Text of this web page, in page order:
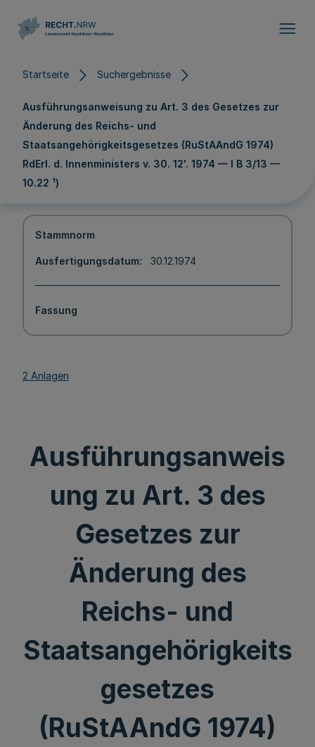
Startseite Suchergebnisse
Ausführungsanweisung zu Art. 3 des Gesetzes zur
Änderung des Reichs- und
Staatsangehörigkeitsgesetzes (RuStAAndG 1974)
RdErl. d. Innenministers v. 30. 12'. 1974 — I B 3/13 —
10.22 ¹)
Stammnorm
Ausfertigungsdatum 30.12.1974
Fassung
2 Anlagen
Ausführungsanweis
ung zu Art. 3 des
Gesetzes zur
Änderung des
Reichs- und
Staatsangehörigkeits
gesetzes
(RuStAAndG 1974)